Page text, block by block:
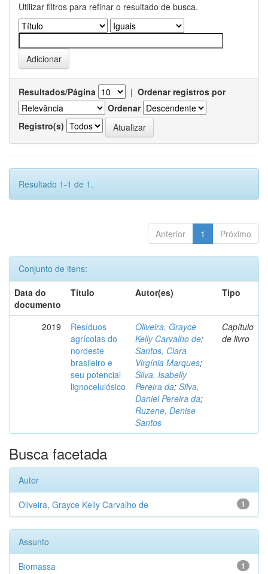
Utilizar filtros para refinar o resultado de busca.
Resultados/Página | Ordenar registros por
Ordenar
Registro(s)
Resultado 1-1 de 1.
Anterior 1 Próximo
Conjunto de itens:
Data do
documento
Título Autor(es) Tipo
2019
Resíduos
agrícolas do
nordeste
brasileiro e
seu potencial
lignocelulósico
Oliveira, Grayce
Kelly Carvalho de;
Santos, Clara
Virgínia Marques;
Silva, Isabelly
Pereira da; Silva,
Daniel Pereira da;
Ruzene, Denise
Santos
Capítulo
de livro
Busca facetada
Autor
1
Oliveira, Grayce Kelly Carvalho de
Assunto
1
Biomassa